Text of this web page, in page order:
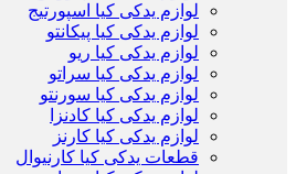
لوازم یدکی کیا اسپورتیج
لوازم یدکی کیا پیکانتو
لوازم یدکی کیا ریو
لوازم یدکی کیا سراتو
لوازم یدکی کیا سورنتو
لوازم یدکی کیا کادنزا
لوازم یدکی کیا کارنز
قطعات یدکی کیا کارنیوال